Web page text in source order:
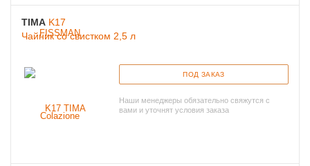
TIMA K17
Чайник со свистком 2,5 л
ПОД ЗАКАЗ
Наши менеджеры обязательно свяжутся с
вами и уточнят условия заказа